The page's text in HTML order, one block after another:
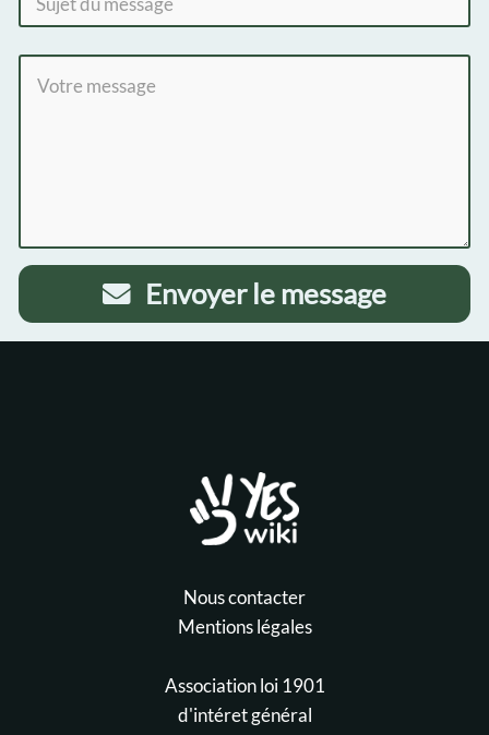
Envoyer le message
Nous contacter
Mentions légales
Association loi 1901
d'intéret général